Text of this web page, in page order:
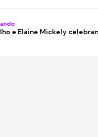
e Elaine Mickely